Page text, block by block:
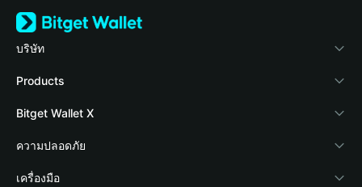
บริษัท
เกี่ยวกับ Bitget Wallet
Blog
Academy
ข่าวสารด้านคริปโต
Products
Crypto Card
Stablecoin Earn
Payfi Crypto
Bitget Wallet X
นักพัฒนา
เชื่อมต่อ Wallet
ความปลอดภัย
Protection Fund
เครื่องมือ